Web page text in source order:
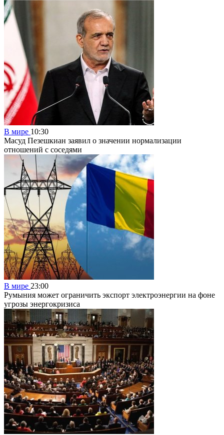
В мире 10:30
Масуд Пезешкиан заявил о значении нормализации
отношений с соседями
В мире 23:00
Румыния может ограничить экспорт электроэнергии на фоне
угрозы энергокризиса